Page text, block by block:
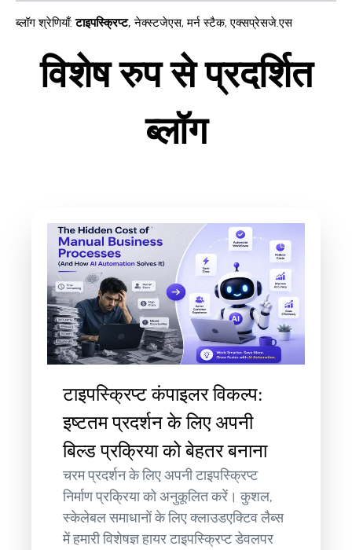
ब्लॉग श्रेणियाँ: टाइपस्क्रिप्ट, नेक्स्टजेएस,मर्न स्टैक,एक्सप्रेसजे.एस
विशेष रुप से प्रदर्शित
ब्लॉग
टाइपस्क्रिप्ट कंपाइलर विकल्प:
इष्टतम प्रदर्शन के लिए अपनी
बिल्ड प्रक्रिया को बेहतर बनाना
चरम प्रदर्शन के लिए अपनी टाइपस्क्रिप्ट
निर्माण प्रक्रिया को अनुकूलित करें। कुशल,
स्केलेबल समाधानों के लिए क्लाउडएक्टिव लैब्स
में हमारी विशेषज्ञ हायर टाइपस्क्रिप्ट डेवलपर